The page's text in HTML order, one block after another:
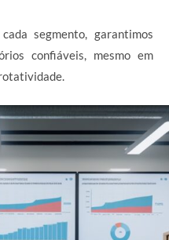
segmento, garantimos
confiáveis, mesmo em